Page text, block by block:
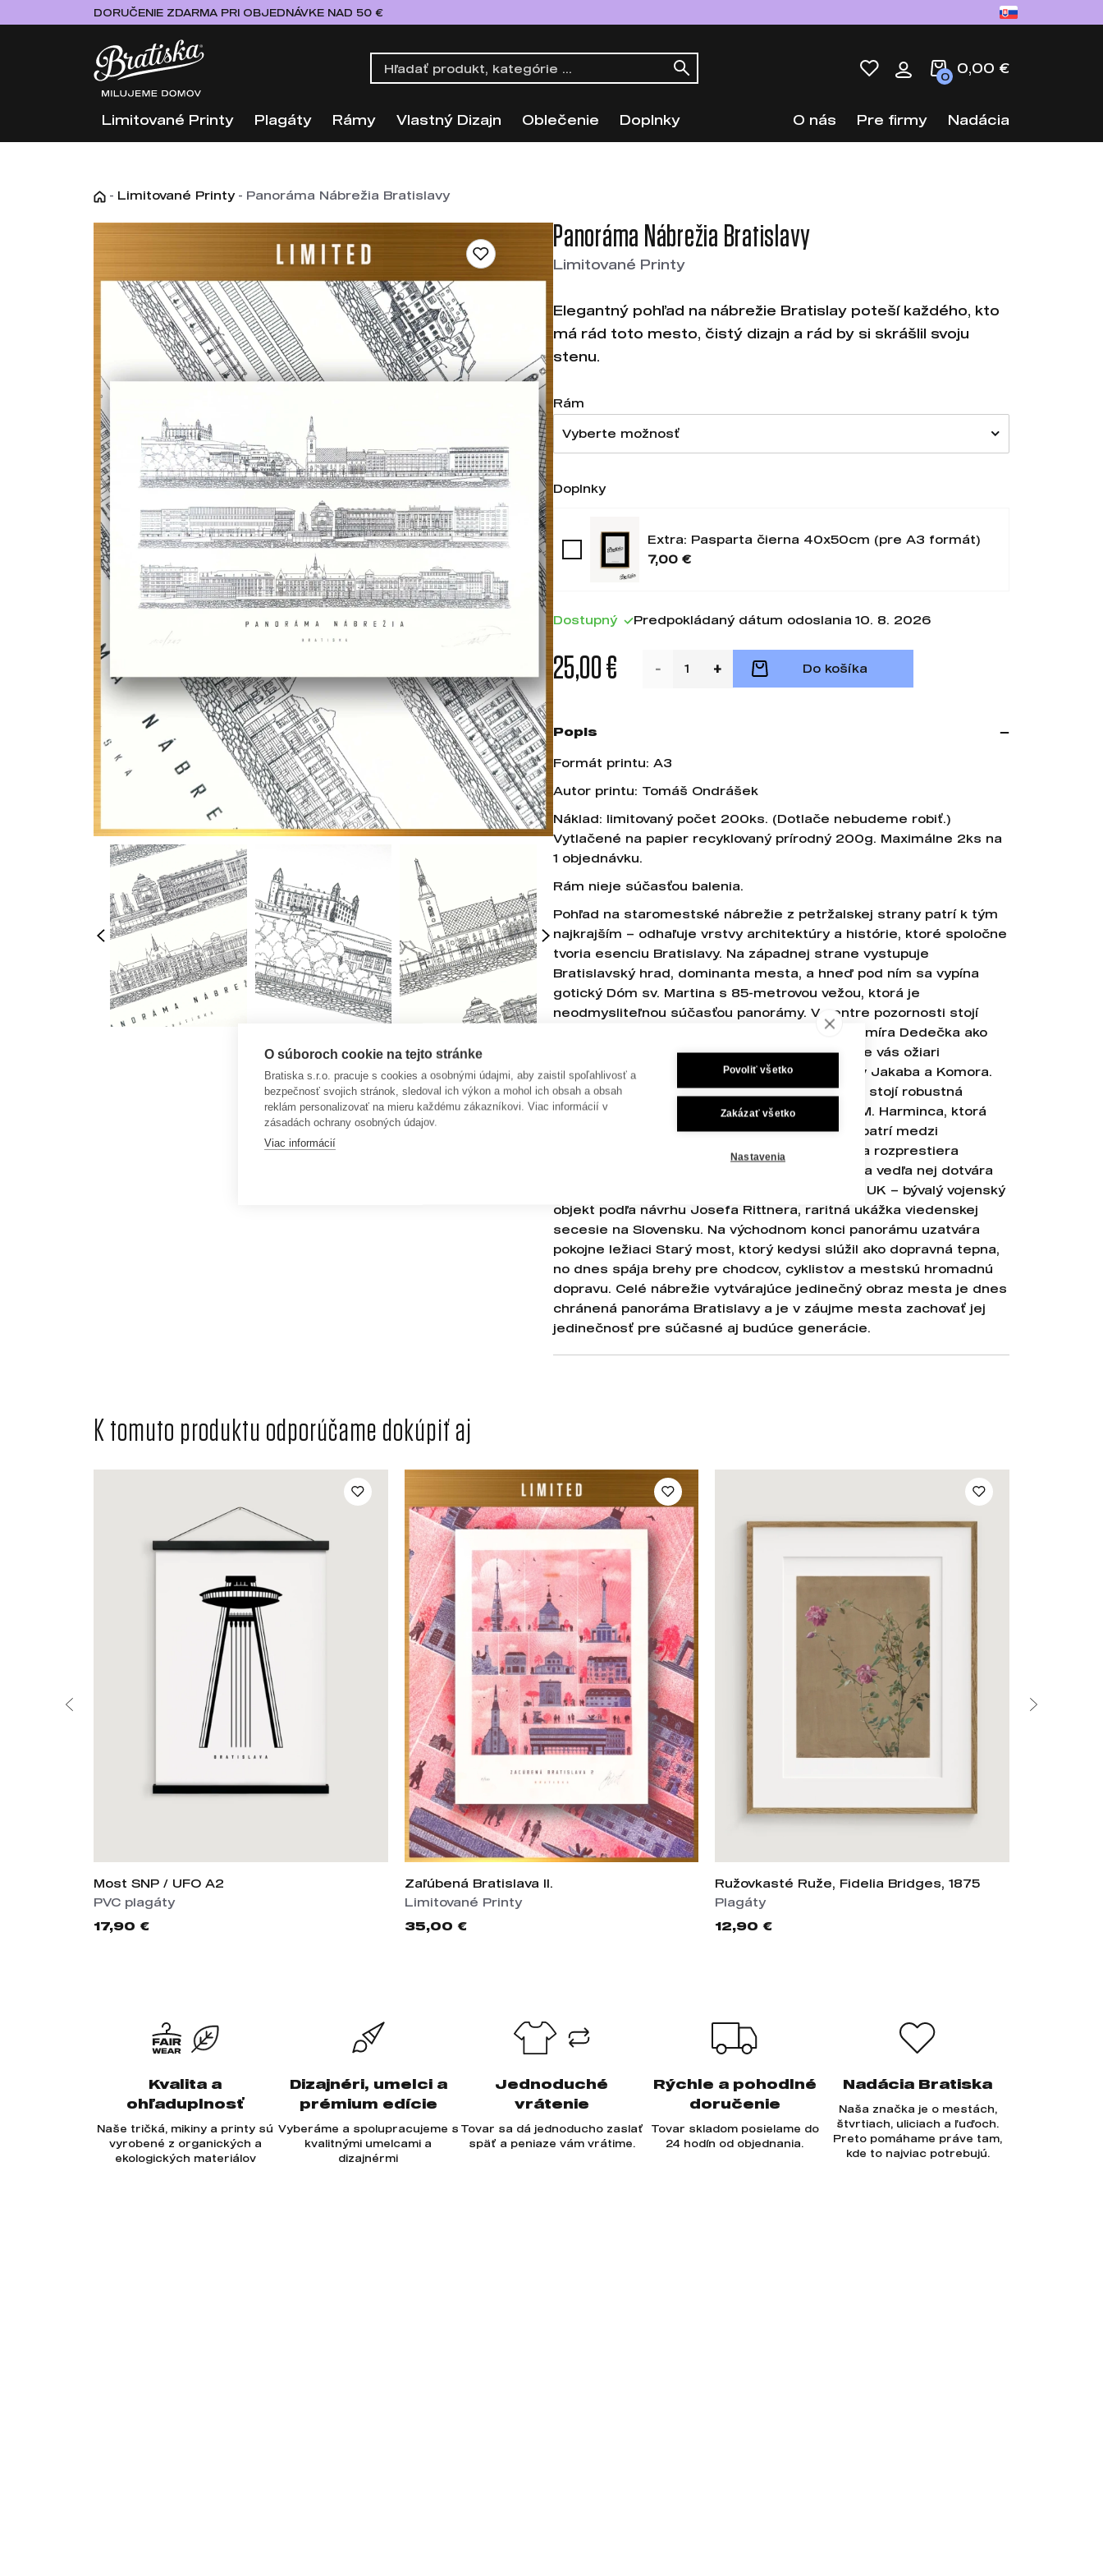
DORUČENIE ZDARMA PRI OBJEDNÁVKE NAD 50 €
0
0,00 €
Limitované Printy Plagáty Rámy Vlastný Dizajn Oblečenie Doplnky O nás Pre firmy Nadácia
- Limitované Printy - Panoráma Nábrežia Bratislavy
Panoráma Nábrežia Bratislavy
Limitované Printy
Elegantný pohľad na nábrežie Bratislay poteší každého, kto
má rád toto mesto, čistý dizajn a rád by si skrášlil svoju
stenu.
Rám
Vyberte možnosť
Doplnky
Extra: Pasparta čierna 40x50cm (pre A3 formát)
7,00 €
Dostupný Predpokládaný dátum odoslania 10. 8. 2026
25,00 € Do košíka
Popis
Formát printu: A3
Autor printu: Tomáš Ondrášek
Náklad: limitovaný počet 200ks. (Dotlače nebudeme robiť.)
Vytlačené na papier recyklovaný prírodný 200g. Maximálne 2ks na
1 objednávku.
Rám nieje súčasťou balenia.
Pohľad na staromestské nábrežie z petržalskej strany patrí k tým
najkrajším – odhaľuje vrstvy architektúry a histórie, ktoré spoločne
tvoria esenciu Bratislavy. Na západnej strane vystupuje
Bratislavský hrad, dominanta mesta, a hneď pod ním sa vypína
gotický Dóm sv. Martina s 85-metrovou vežou, ktorá je
neodmysliteľnou súčasťou panorámy. V centre pozornosti stojí
prístavba Slovenskej národnej galérie od Vladimíra Dedečka ako
symbol povojnovej architektúry. V jej susedstve vás ožiari
ornamentálne zdobená Reduta od architektov Jakaba a Komora.
Ďalej na východ, po línii električkových koľajníc, stojí robustná
budova Slovenského národného múzea od M. M. Harminca, ktorá
prežila bombardovanie v roku 1944 a dodnes patrí medzi
najvýraznejšie stavby nábrežia. Za múzeom sa rozprestiera
tehlová historická priemyselná škola Fajnorka a vedľa nej dotvára
panorámu secesná stavba Filozofickej fakulty UK – bývalý vojenský
objekt podľa návrhu Josefa Rittnera, raritná ukážka viedenskej
secesie na Slovensku. Na východnom konci panorámu uzatvára
pokojne ležiaci Starý most, ktorý kedysi slúžil ako dopravná tepna,
no dnes spája brehy pre chodcov, cyklistov a mestskú hromadnú
dopravu. Celé nábrežie vytvárajúce jedinečný obraz mesta je dnes
chránená panoráma Bratislavy a je v záujme mesta zachovať jej
jedinečnosť pre súčasné aj budúce generácie.
K tomuto produktu odporúčame dokúpiť aj
Most SNP / UFO A2
PVC plagáty
17,90 €
Zaľúbená Bratislava II.
Limitované Printy
35,00 €
Ružovkasté Ruže, Fidelia Bridges, 1875
Plagáty
12,90 €
Kvalita a
ohľaduplnosť
Naše tričká, mikiny a printy sú
vyrobené z organických a
ekologických materiálov
Dizajnéri, umelci a
prémium edície
Vyberáme a spolupracujeme s
kvalitnými umelcami a
dizajnérmi
Jednoduché
vrátenie
Tovar sa dá jednoducho zaslať
späť a peniaze vám vrátime.
Rýchle a pohodlné
doručenie
Tovar skladom posielame do
24 hodín od objednania.
Nadácia Bratiska
Naša značka je o mestách,
štvrtiach, uliciach a ľuďoch.
Preto pomáhame práve tam,
kde to najviac potrebujú.
O súboroch cookie na tejto stránke
Bratiska s.r.o. pracuje s cookies a osobnými údajmi, aby zaistil spoľahlivosť a
bezpečnosť svojich stránok, sledoval ich výkon a mohol ich obsah a obsah
reklám personalizovať na mieru každému zákazníkovi. Viac informácií v
zásadách ochrany osobných údajov.
Viac informácií
Povoliť všetko
Zakázať všetko
Nastavenia